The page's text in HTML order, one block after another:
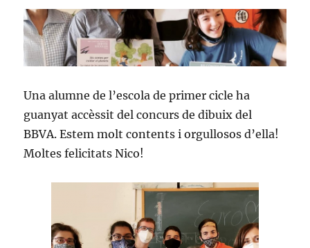
Una alumne de l’escola de primer cicle ha
guanyat accèssit del concurs de dibuix del
BBVA. Estem molt contents i orgullosos d’ella!
Moltes felicitats Nico!